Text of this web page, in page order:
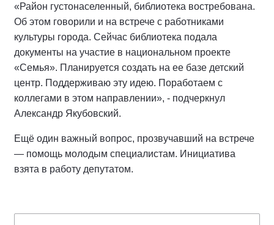
«Район густонаселенный, библиотека востребована.
Об этом говорили и на встрече с работниками
культуры города. Сейчас библиотека подала
документы на участие в национальном проекте
«Семья». Планируется создать на ее базе детский
центр. Поддерживаю эту идею. Поработаем с
коллегами в этом направлении», - подчеркнул
Александр Якубовский.
Ещё один важный вопрос, прозвучавший на встрече
— помощь молодым специалистам. Инициатива
взята в работу депутатом.